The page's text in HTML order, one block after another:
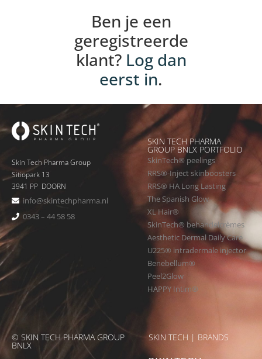
Ben je een
geregistreerde
klant? Log dan
eerst in.
Skin Tech Pharma Group
Sitiopark 13
3941 PP DOORN
info@skintechpharma.nl
0343 – 44 58 58
SKIN TECH PHARMA
GROUP BNLX PORTFOLIO
SkinTech® peelings
RRS®-Inject skinboosters
RRS® HA Long Lasting
The Spanish Glow
XL Hair®
SkinTech® behandelcrèmes
Aesthetic Dermal Daily Care
U225® intradermale injector
Benebellum®
Peel2Glow
HAPPY Intim®
© SKIN TECH PHARMA GROUP
BNLX
SKIN TECH | BRANDS